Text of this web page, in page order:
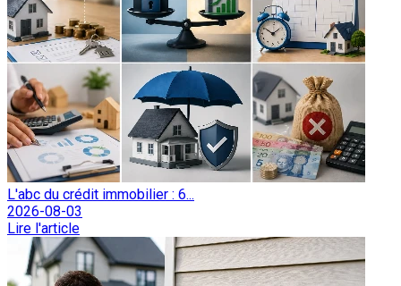
L'abc du crédit immobilier : 6...
2026-08-03
Lire l'article